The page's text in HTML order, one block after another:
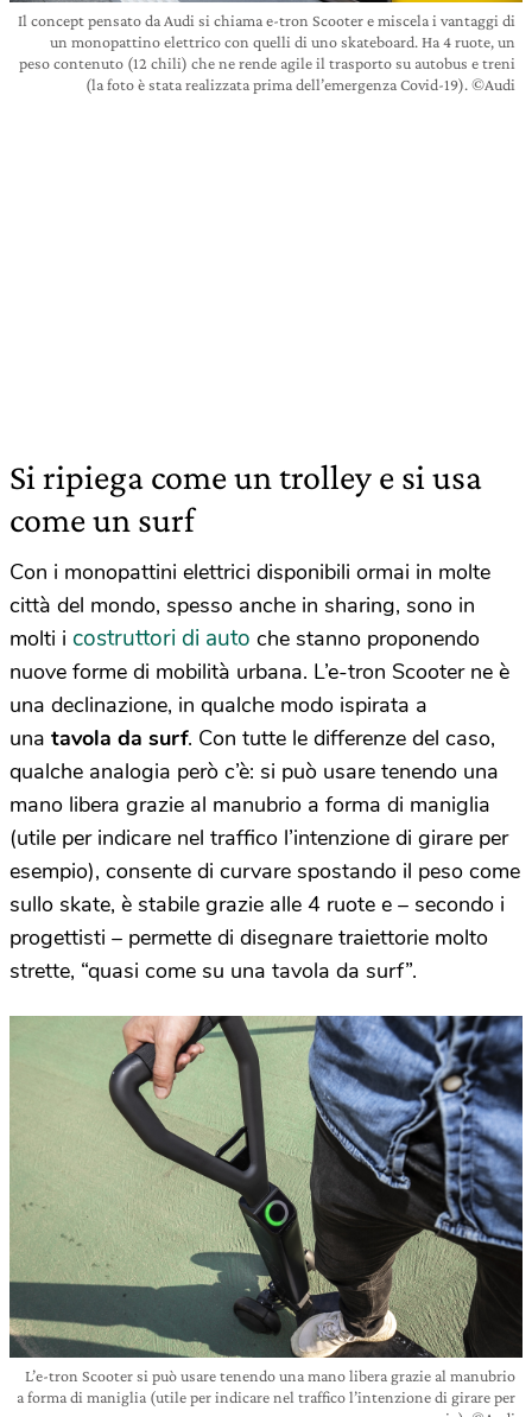
Il concept pensato da Audi si chiama e-tron Scooter e miscela i vantaggi di
un monopattino elettrico con quelli di uno skateboard. Ha 4 ruote, un
peso contenuto (12 chili) che ne rende agile il trasporto su autobus e treni
(la foto è stata realizzata prima dell’emergenza Covid-19). ©Audi
Si ripiega come un trolley e si usa
come un surf
Con i monopattini elettrici disponibili ormai in molte
città del mondo, spesso anche in sharing, sono in
molti i costruttori di auto che stanno proponendo
nuove forme di mobilità urbana. L’e-tron Scooter ne è
una declinazione, in qualche modo ispirata a
una tavola da surf. Con tutte le differenze del caso,
qualche analogia però c’è: si può usare tenendo una
mano libera grazie al manubrio a forma di maniglia
(utile per indicare nel traffico l’intenzione di girare per
esempio), consente di curvare spostando il peso come
sullo skate, è stabile grazie alle 4 ruote e – secondo i
progettisti – permette di disegnare traiettorie molto
strette, “quasi come su una tavola da surf”.
L’e-tron Scooter si può usare tenendo una mano libera grazie al manubrio
a forma di maniglia (utile per indicare nel traffico l’intenzione di girare per